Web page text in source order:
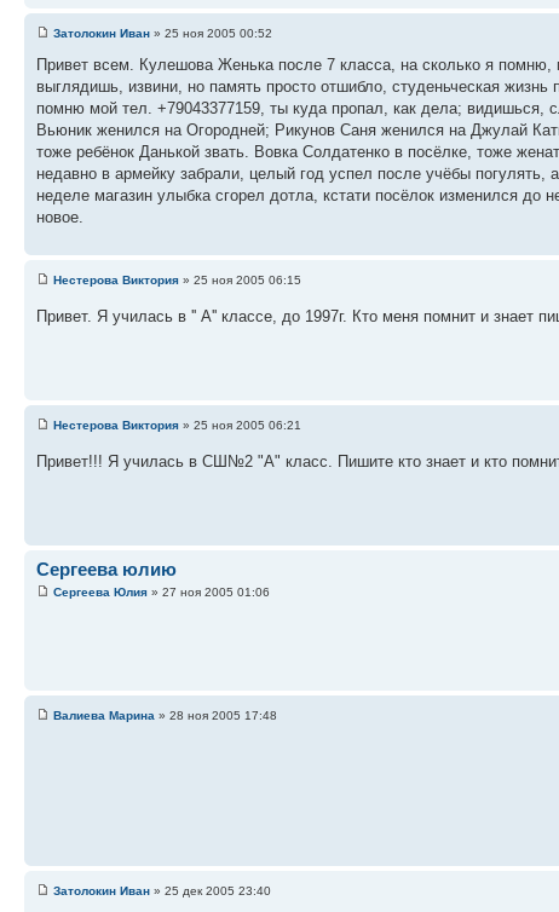
Затолокин Иван » 25 ноя 2005 00:52
Привет всем. Кулешова Женька после 7 класса, на сколько я
выглядишь, извини, но память просто отшибло, студеньческая
помню мой тел. +79043377159, ты куда пропал, как дела;
Вьюник женился на Огородней; Рикунов Саня женился на Джулай
тоже ребёнок Данькой звать. Вовка Солдатенко в посёлке, тоже
недавно в армейку забрали, целый год успел после учёбы
неделе магазин улыбка сгорел дотла, кстати посёлок изменился
новое.
Нестерова Виктория » 25 ноя 2005 06:15
Привет. Я училась в '' А'' классе, до 1997г. Кто меня помнит и знает
Нестерова Виктория » 25 ноя 2005 06:21
Привет!!! Я училась в СШ№2 "А" класс. Пишите кто знает и кто
Сергеева юлию
Сергеева Юлия » 27 ноя 2005 01:06
Валиева Марина » 28 ноя 2005 17:48
Затолокин Иван » 25 дек 2005 23:40